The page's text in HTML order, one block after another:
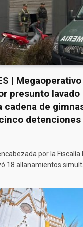
|
presunto lavado
cadena de
detenciones
por la Fiscalía
18 allanamientos